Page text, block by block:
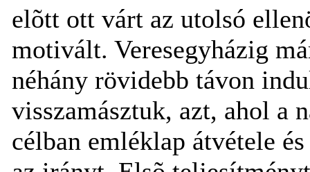
elõtt ott várt az utolsó
motivált. Veresegyházig
néhány rövidebb távon
visszamásztuk, azt, ahol a
célban emléklap átvétele